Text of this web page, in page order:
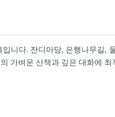
니다. 잔디마당, 은행나무길,
가벼운 산책과 깊은 대화에